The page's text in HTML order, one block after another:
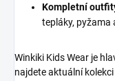
Kompletní
tepláky, pyžama
Winkiki Kids Wear je
najdete aktuální